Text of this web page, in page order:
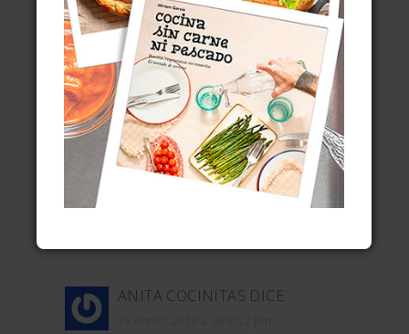
una idea fantástica. Y por cierto,
requete-flamboyante este salmón y
que bien ha posdado el tío, como
un profesional!
bssssssssssss
Responder
ANITA COCINITAS DICE